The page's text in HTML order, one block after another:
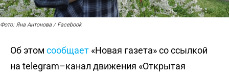
Фото: Яна Антонова / Facebook
Об этом сообщает «Новая газета» со ссылкой
на telegram–канал движения «Открытая